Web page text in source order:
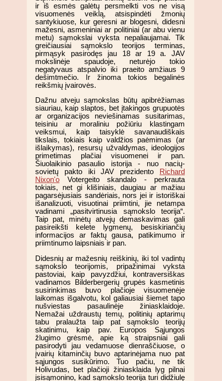
ir iš esmės galėtų persmelkti vos ne visą
visuomenės veiklą, atsispindėti žmonių
santykiuose, kur geresni ar blogesni, didesni
mažesni, asmeniniai ar politiniai (ar abu vienu
metu) sąmokslai vyksta nepaliaujamai. Tik
greičiausiai sąmokslo teorijos terminas,
pirmąsyk pasirodęs jau 18 ar 19 a. JAV
mokslinėje spaudoje, neturėjo tokio
negatyvaus atspalvio iki praeito amžiaus 9
dešimtmečio. Ir žinoma tokios begalinės
reikšmių įvairovės.
Dažnu atveju sąmokslas būtų apibrėžiamas
siauriau, kaip slaptos, bet įtakingos grupuotės
ar organizacijos neviešinamas susitarimas,
teisiniu ar moraliniu požiūriu klastingam
veiksmui, kaip taisyklė savanaudiškais
tikslais, tokiais kaip valdžios paėmimas (ar
išlaikymas), resursų užvaldymas, ideologijos
primetimas plačiai visuomenei ir pan.
Šiuolaikinio pasaulio istorija - nuo nacių-
sovietų pakto iki JAV prezidento
Richard
Nixon'o Votergeito skandalo - perkrauta
tokiais, net gi klišiniais, daugiau ar mažiau
pagarsėjusiais sandėriais, nors jei ir istoriškai
išanalizuoti, visuotinai priimtini, jie netampa
vadinami „pasitvirtinusia sąmokslo teorija“.
Taip pat, minėtų atvejų demaskavimas gali
pasireikšti kelete lygmenų, besiskiriančių
informacijos ar faktų gausa, patikimumo ir
priimtinumo laipsniais ir pan.
Didesnių ar mažesnių reiškinių, iki tol vadintų
sąmokslo teorijomis, pripažinimai vyksta
pastoviai, kaip pavyzdžiui, kontraversiškas
vadinamos Bilderbergerių grupės kasmetinis
susirinkimas buvo plačioje visuomenėje
laikomas išgalvotu, kol galiausiai šiemet tapo
nušviestas pasaulinėje žiniasklaidoje.
Nemažai uždraustų temų, politinių aptarimų
tabu pralaužta taip pat sąmokslo teorijų
skatinimu, kaip pav. Europos Sąjungos
žlugimo grėsmė, apie ką straipsniai gali
pasirodyti jau vedamuose dienraščiuose, o
įvairių kitaminčių buvo aptarinėjama nuo pat
sąjungos susikūrimo. Tuo pačiu, ne tik
Holivudas, bet plačioji žiniasklaida lyg pilnai
įsisąmonino, kad sąmokslo teorija turi didžiulę